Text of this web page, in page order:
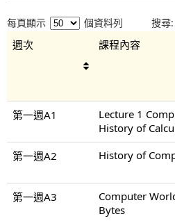
每頁顯示 個資料列 搜尋:
週次 課程內容
第一週A1
Lecture 1
History of
第一週A2
History of
第一週A3
Computer
Bytes